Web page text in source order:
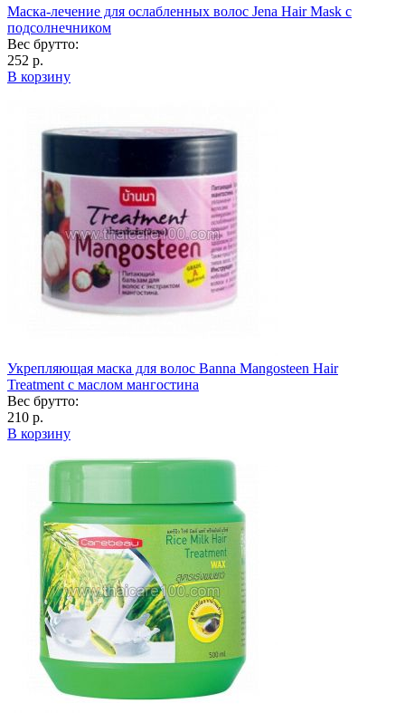
Маска-лечение для ослабленных волос Jena Hair Mask с
подсолнечником
Вес брутто:
252 р.
В корзину
Укрепляющая маска для волос Banna Mangosteen Hair
Treatment с маслом мангостина
Вес брутто:
210 р.
В корзину